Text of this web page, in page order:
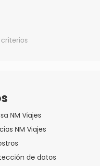
NM Viajes
NM Viajes
de datos